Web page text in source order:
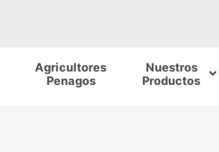
Agricultores
Penagos
Nuestros
Productos